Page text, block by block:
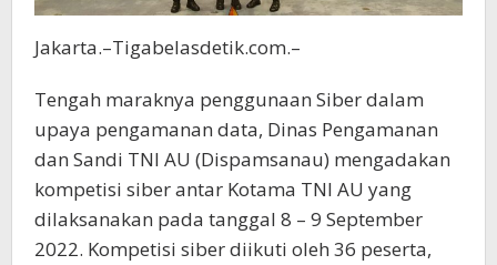
Jakarta.–Tigabelasdetik.com.–
Tengah maraknya penggunaan Siber dalam
upaya pengamanan data, Dinas Pengamanan
dan Sandi TNI AU (Dispamsanau) mengadakan
kompetisi siber antar Kotama TNI AU yang
dilaksanakan pada tanggal 8 – 9 September
2022. Kompetisi siber diikuti oleh 36 peserta,